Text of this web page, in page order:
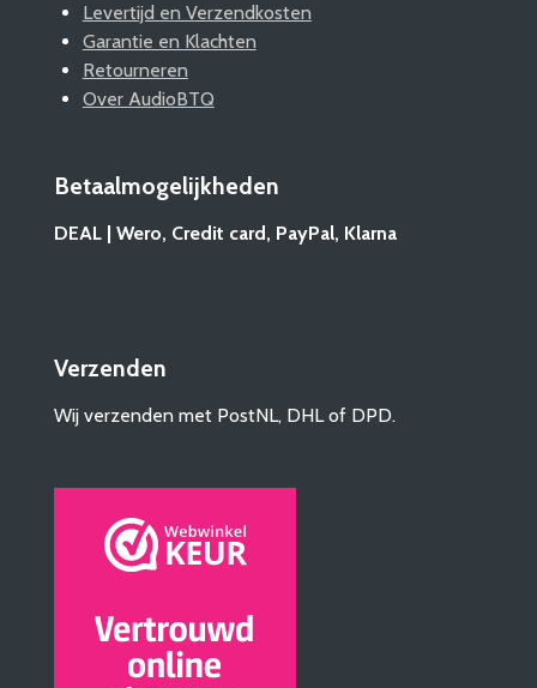
Levertijd en Verzendkosten
Garantie en Klachten
Retourneren
Over AudioBTQ
Betaalmogelijkheden
DEAL | Wero, Credit card, PayPal, Klarna
Verzenden
Wij verzenden met PostNL, DHL of DPD.